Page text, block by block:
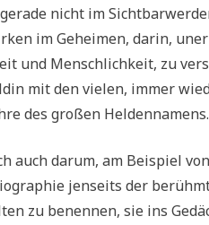
nicht im
im Geheimen, darin,
und Menschlichkeit, zu
mit den vielen, immer
des großen Heldennamens.
auch darum, am Beispiel
jenseits der
zu benennen, sie ins